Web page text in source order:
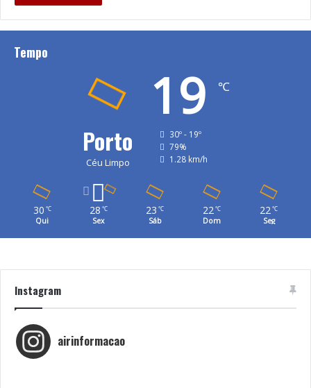
Tempo
Porto
Céu Limpo
19 ℃
30º - 19º
79%
1.28 km/h
30 ℃
Qui
28 ℃
Sex
23 ℃
Sáb
22℃
Dom
22℃
Seg
Instagram
airinformacao